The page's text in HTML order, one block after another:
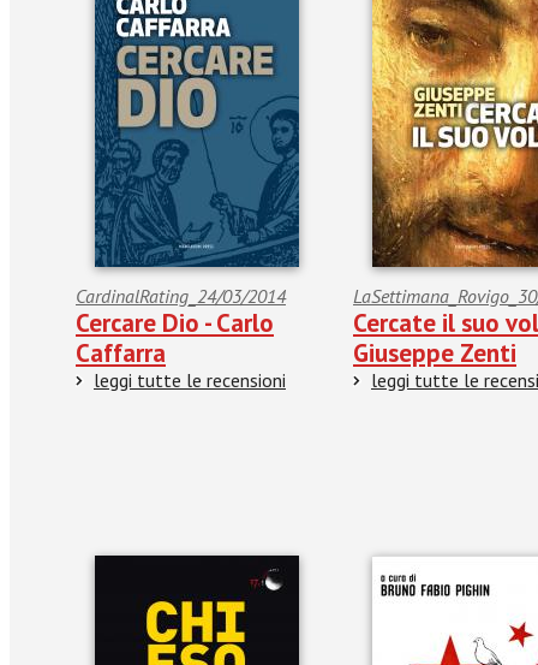
CardinalRating_24/03/2014
Cercare Dio - Carlo
Caffarra
leggi tutte le recensioni
Cercate il suo
Giuseppe Zenti
leggi tutte le